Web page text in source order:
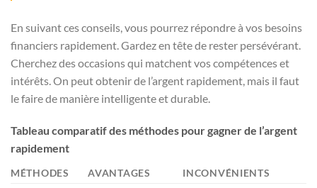
En suivant ces conseils, vous pourrez répondre à vos besoins
financiers rapidement. Gardez en tête de rester persévérant.
Cherchez des occasions qui matchent vos compétences et
intérêts. On peut obtenir de l’argent rapidement, mais il faut
le faire de manière intelligente et durable.
Tableau comparatif des méthodes pour gagner de l’argent
rapidement
MÉTHODES AVANTAGES INCONVÉNIENTS